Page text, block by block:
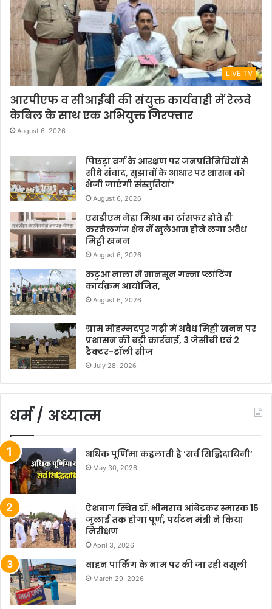
LIVE TV
आरपीएफ व सीआईबी की संयुक्त कार्यवाही में रेलवे
केबिल के साथ एक अभियुक्त गिरफ्तार
August 6, 2026
पिछड़ा वर्ग के आरक्षण पर जनप्रतिनिधियों से
सीधे संवाद, सुझावों के आधार पर शासन को
भेजी जाएंगी संस्तुतियां*
August 6, 2026
एसडीएम नेहा मिश्रा का ट्रांसफर होते ही
करनैलगंज क्षेत्र में खुलेआम होने लगा अवैध
मिट्टी खनन
August 6, 2026
कटुआ नाला में मानसून गन्ना प्लांटिंग
कार्यक्रम आयोजित,
August 6, 2026
ग्राम मोहम्मदपुर गढ़ी में अवैध मिट्टी खनन पर
प्रशासन की बड़ी कार्रवाई, 3 जेसीबी एवं 2
ट्रैक्टर-ट्रॉली सीज
July 28, 2026
धर्म / अध्यात्म
अधिक पूर्णिमा कहलाती है ‘सर्व सिद्धिदायिनी’
May 30, 2026
ऐशबाग स्थित डॉ. भीमराव आंबेडकर स्मारक 15
जुलाई तक होगा पूर्ण, पर्यटन मंत्री ने किया
निरीक्षण
April 3, 2026
वाहन पार्किंग के नाम पर की जा रही वसूली
March 29, 2026